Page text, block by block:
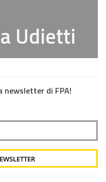
Udietti
newsletter di FPA!